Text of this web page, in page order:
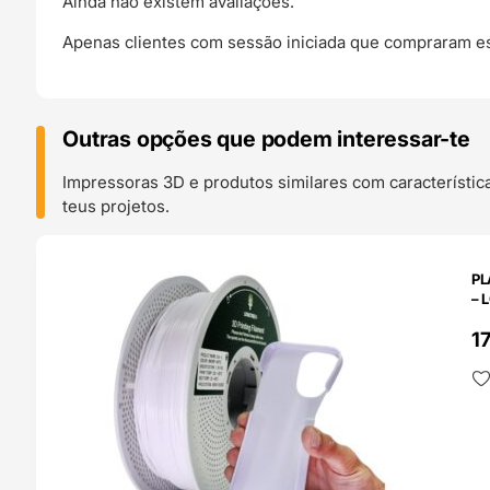
Apenas clientes com sessão iniciada que compraram
Outras opções que podem interessar-te
Impressoras 3D e produtos similares com
teus projetos.
–